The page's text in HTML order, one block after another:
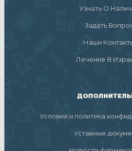
Узнать О
Задать
Наши
Лечение В
Условия и политика
Уставные